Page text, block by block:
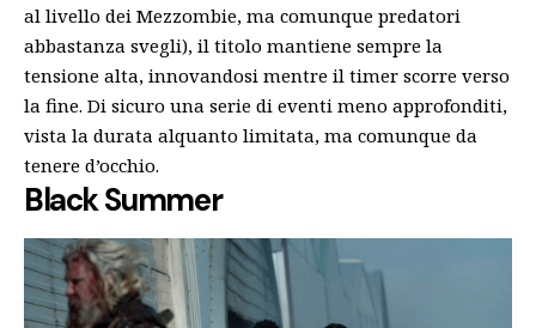
al livello dei Mezzombie, ma comunque predatori
abbastanza svegli), il titolo mantiene sempre la
tensione alta, innovandosi mentre il timer scorre verso
la fine. Di sicuro una serie di eventi meno approfonditi,
vista la durata alquanto limitata, ma comunque da
tenere d’occhio.
Black Summer